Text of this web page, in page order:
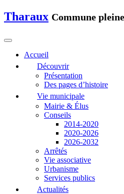
Tharaux Commune
Accueil
Découvrir
Présentation
Des pages d’histoire
Vie municipale
Mairie & Élus
Conseils
2014-2020
2020-2026
2026-2032
Arrêtés
Vie associative
Urbanisme
Services publics
Actualités